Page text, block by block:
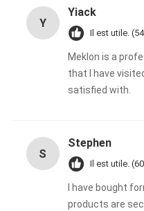
Y
Yiack
Il est utile.
Meklon is a
that I have
satisfied with.
S
Stephen
Il est utile.
I have bought
products are